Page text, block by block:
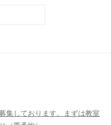
集しております。まずは教室